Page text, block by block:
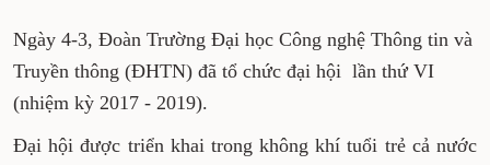
Ngày 4-3, Đoàn Trường Đại học Công nghệ Thông tin và
Truyền thông (ĐHTN) đã tổ chức đại hội lần thứ VI
(nhiệm kỳ 2017 - 2019).
Đại hội được triển khai trong không khí tuổi trẻ cả nước